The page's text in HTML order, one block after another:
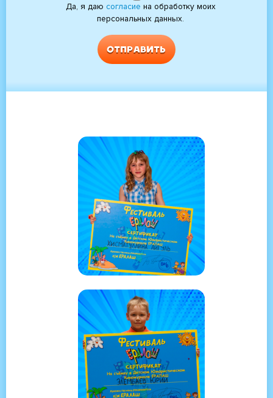
Да, я даю согласие на обработку моих
персональных данных.